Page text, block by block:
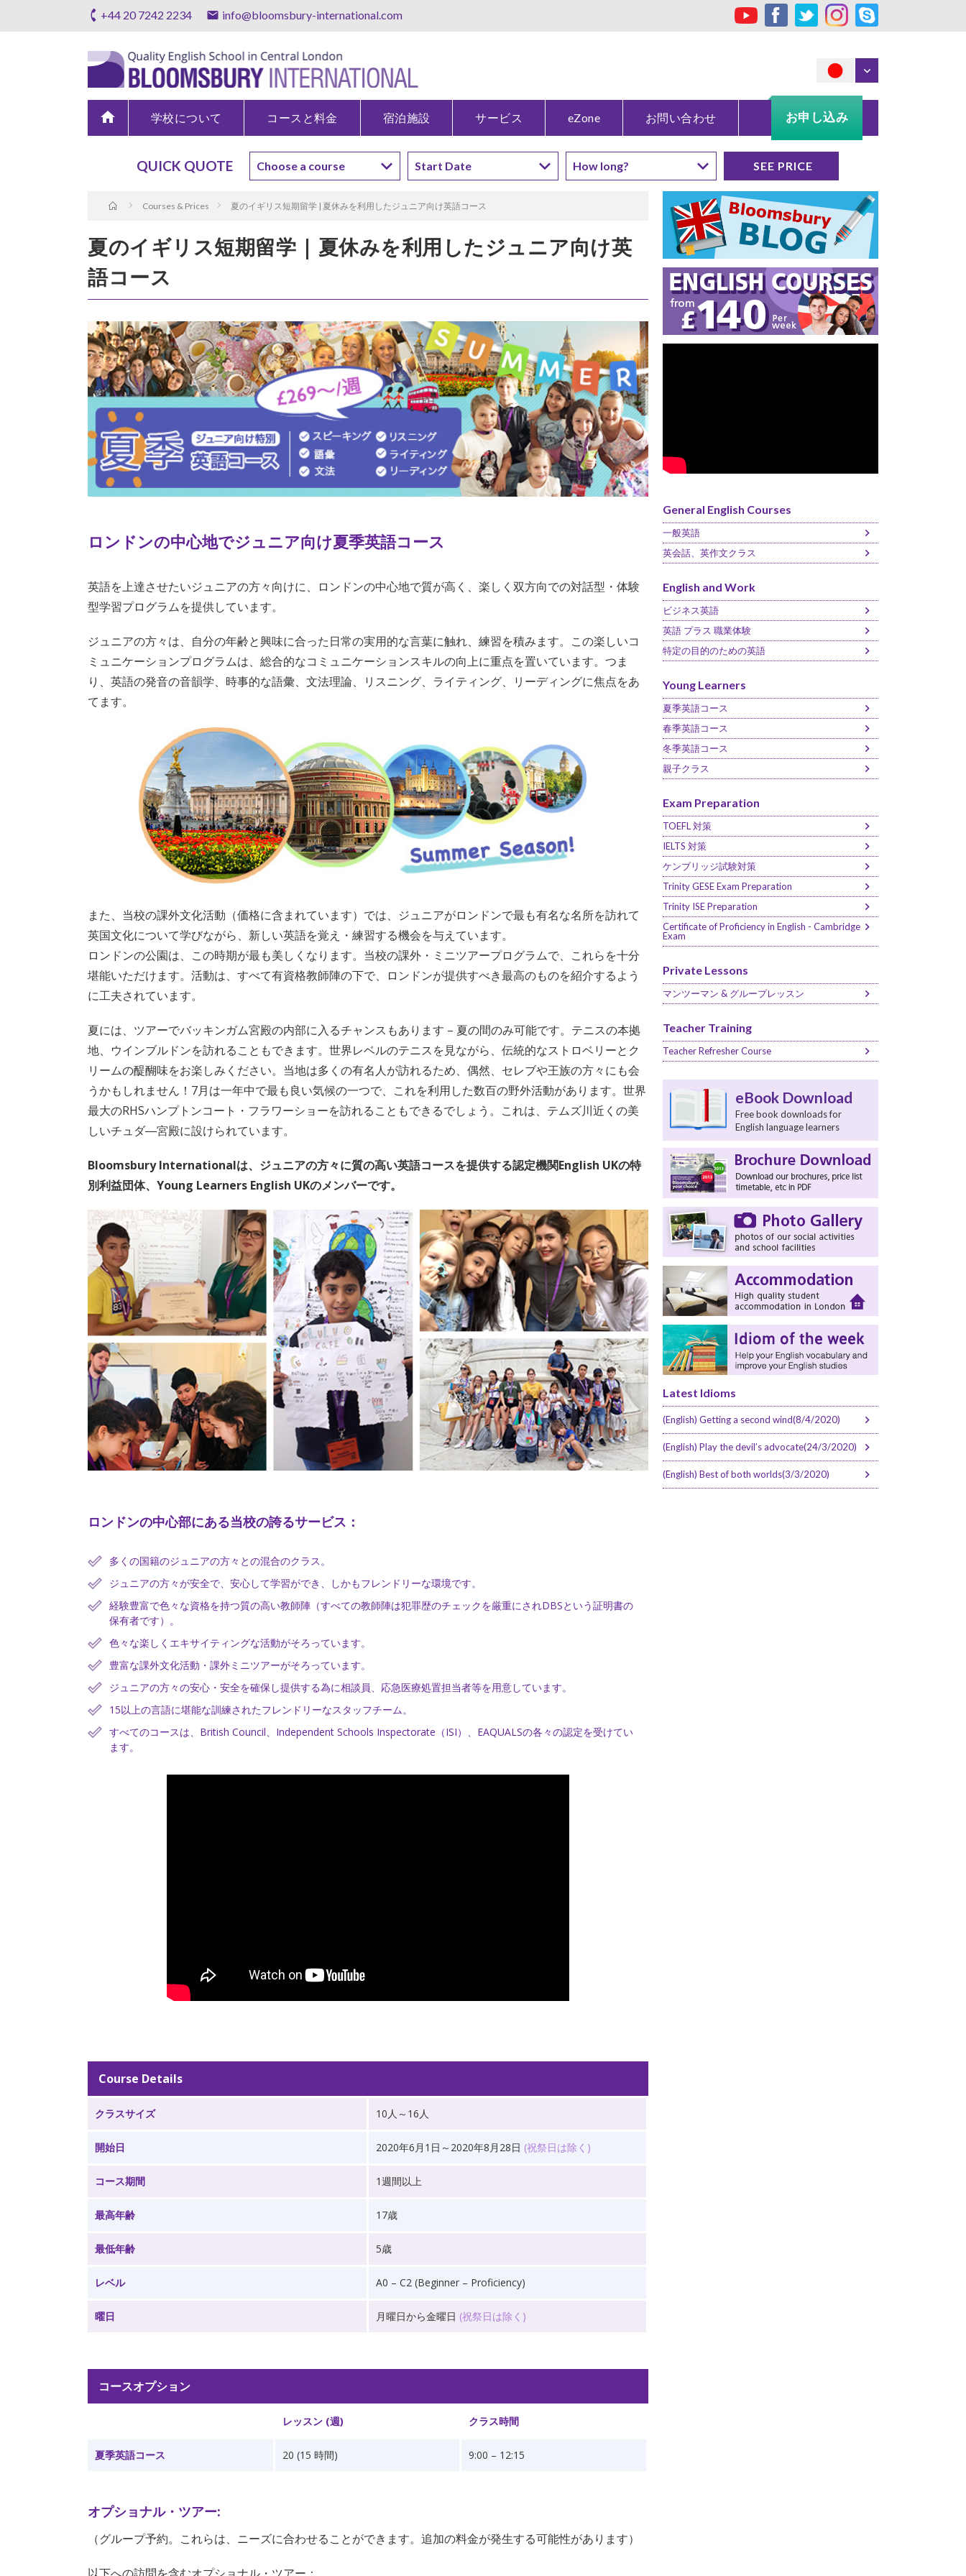
+44 20 7242 2234 info@bloomsbury-international.com
home 学校について コースと料金 宿泊施設 サービス eZone お問い合わせ お申し込み
QUICK QUOTE
Courses & Prices 夏のイギリス短期留学 | 夏休みを利用したジュニア向け英語コース
夏のイギリス短期留学 | 夏休みを利用したジュニア向け英
語コース
ロンドンの中心地でジュニア向け夏季英語コース
英語を上達させたいジュニアの方々向けに、ロンドンの中心地で質が高く、楽しく双方向での対話型・体験
型学習プログラムを提供しています。
ジュニアの方々は、自分の年齢と興味に合った日常の実用的な言葉に触れ、練習を積みます。この楽しいコ
ミュニケーションプログラムは、総合的なコミュニケーションスキルの向上に重点を置いています。つま
り、英語の発音の音韻学、時事的な語彙、文法理論、リスニング、ライティング、リーディングに焦点をあ
てます。
また、当校の課外文化活動（価格に含まれています）では、ジュニアがロンドンで最も有名な名所を訪れて
英国文化について学びながら、新しい英語を覚え・練習する機会を与えています。
ロンドンの公園は、この時期が最も美しくなります。当校の課外・ミニツアープログラムで、これらを十分
堪能いただけます。活動は、すべて有資格教師陣の下で、ロンドンが提供すべき最高のものを紹介するよう
に工夫されています。
夏には、ツアーでバッキンガム宮殿の内部に入るチャンスもあります – 夏の間のみ可能です。テニスの本拠
地、ウインブルドンを訪れることもできます。世界レベルのテニスを見ながら、伝統的なストロベリーとク
リームの醍醐味をお楽しみください。当地は多くの有名人が訪れるため、偶然、セレブや王族の方々にも会
うかもしれません！7月は一年中で最も良い気候の一つで、これを利用した数百の野外活動があります。世界
最大のRHSハンプトンコート・フラワーショーを訪れることもできるでしょう。これは、テムズ川近くの美
しいチュダ―宮殿に設けられています。
Bloomsbury Internationalは、ジュニアの方々に質の高い英語コースを提供する認定機関English UKの特
別利益団体、Young Learners English UKのメンバーです。
ロンドンの中心部にある当校の誇るサービス：
多くの国籍のジュニアの方々との混合のクラス。
ジュニアの方々が安全で、安心して学習ができ、しかもフレンドリーな環境です。
経験豊富で色々な資格を持つ質の高い教師陣（すべての教師陣は犯罪歴のチェックを厳重にされDBSという証明書の
保有者です）。
色々な楽しくエキサイティングな活動がそろっています。
豊富な課外文化活動・課外ミニツアーがそろっています。
ジュニアの方々の安心・安全を確保し提供する為に相談員、応急医療処置担当者等を用意しています。
15以上の言語に堪能な訓練されたフレンドリーなスタッフチーム。
すべてのコースは、British Council、Independent Schools Inspectorate（ISI）、EAQUALSの各々の認定を受けてい
ます。
Course Details
クラスサイズ 10人～16人
開始日 2020年6月1日～2020年8月28日 (祝祭日は除く)
コース期間 1週間以上
最高年齢 17歳
最低年齢 5歳
レベル A0 – C2 (Beginner – Proficiency)
曜日 月曜日から金曜日 (祝祭日は除く)
コースオプション
レッスン (週) クラス時間
夏季英語コース 20 (15 時間) 9:00 – 12:15
オプショナル・ツアー:
（グループ予約。これらは、ニーズに合わせることができます。追加の料金が発生する可能性があります）
General English Courses
一般英語
英会話、英作文クラス
English and Work
ビジネス英語
英語 プラス 職業体験
特定の目的のための英語
Young Learners
夏季英語コース
春季英語コース
冬季英語コース
親子クラス
Exam Preparation
TOEFL 対策
IELTS 対策
ケンブリッジ試験対策
Trinity GESE Exam Preparation
Trinity ISE Preparation
Certificate of Proficiency in English - Cambridge
Exam
Private Lessons
マンツーマン & グループレッスン
Teacher Training
Teacher Refresher Course
eBook Download
Free book downloads for
English language learners
Latest Idioms
(English) Getting a second wind(8/4/2020)
(English) Play the devil’s advocate(24/3/2020)
(English) Best of both worlds(3/3/2020)